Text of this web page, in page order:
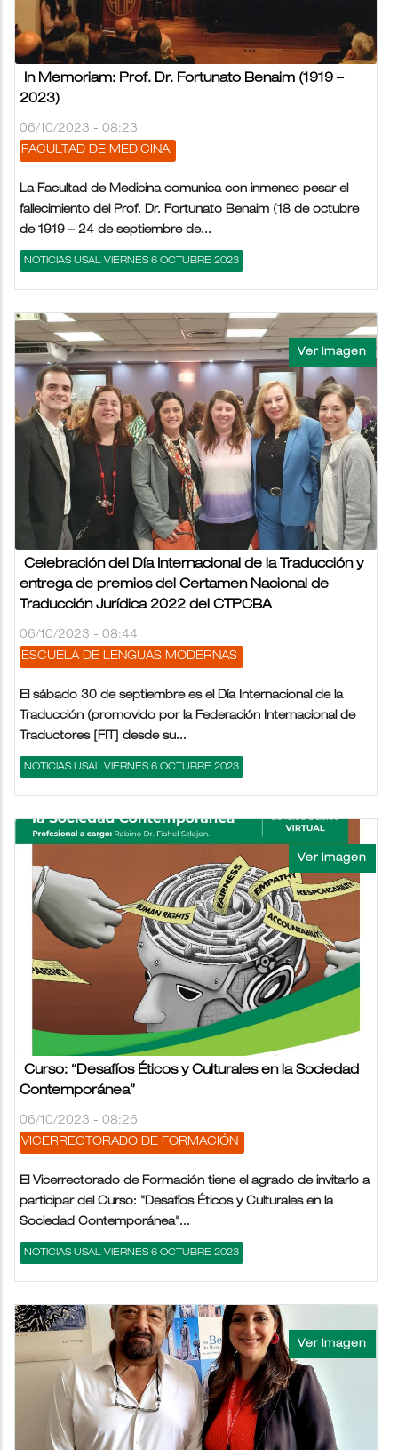
In Memoriam: Prof. Dr. Fortunato Benaim (1919 –
2023)
06/10/2023 - 08:23
FACULTAD DE MEDICINA
La Facultad de Medicina comunica con inmenso pesar el
fallecimiento del Prof. Dr. Fortunato Benaim (18 de octubre
de 1919 – 24 de septiembre de...
NOTICIAS USAL VIERNES 6 OCTUBRE 2023
Celebración del Día Internacional de la Traducción y
entrega de premios del Certamen Nacional de
Traducción Jurídica 2022 del CTPCBA
06/10/2023 - 08:44
ESCUELA DE LENGUAS MODERNAS
El sábado 30 de septiembre es el Día Internacional de la
Traducción (promovido por la Federación Internacional de
Traductores [FIT] desde su...
NOTICIAS USAL VIERNES 6 OCTUBRE 2023
Curso: “Desafíos Éticos y Culturales en la Sociedad
Contemporánea”
06/10/2023 - 08:26
VICERRECTORADO DE FORMACIÓN
El Vicerrectorado de Formación tiene el agrado de invitarlo a
participar del Curso: "Desafíos Éticos y Culturales en la
Sociedad Contemporánea"...
NOTICIAS USAL VIERNES 6 OCTUBRE 2023